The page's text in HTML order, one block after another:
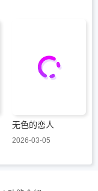
无色的恋人
2026-03-05